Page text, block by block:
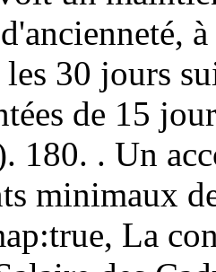
30 jours
de 15
180. . Un
minimaux
La